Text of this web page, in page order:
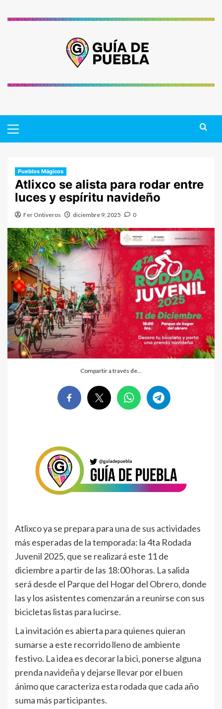
Menu
Pueblos Mágicos
Atlixco se alista para rodar entre
luces y espíritu navideño
Fer Ontiveros diciembre 9, 2025 0
Compartir a través de…
Atlixco ya se prepara para una de sus actividades
más esperadas de la temporada: la 4ta Rodada
Juvenil 2025, que se realizará este 11 de
diciembre a partir de las 18:00 horas. La salida
será desde el Parque del Hogar del Obrero, donde
las y los asistentes comenzarán a reunirse con sus
bicicletas listas para lucirse.
La invitación es abierta para quienes quieran
sumarse a este recorrido lleno de ambiente
festivo. La idea es decorar la bici, ponerse alguna
prenda navideña y dejarse llevar por el buen
ánimo que caracteriza esta rodada que cada año
suma más participantes.